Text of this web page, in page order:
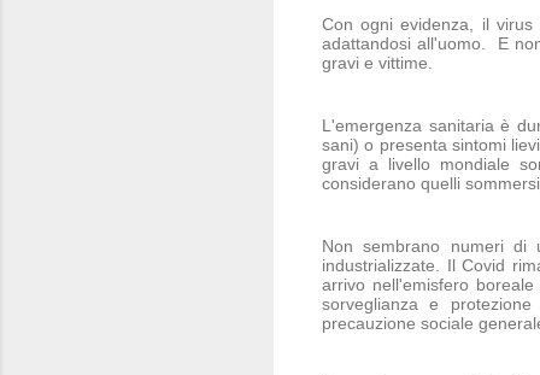
Con ogni evidenza, il
adattandosi all'uomo. E
gravi e vittime.
L'emergenza sanitaria è
sani) o presenta sintomi
gravi a livello mondiale
considerano quelli
Non sembrano numeri di
industrializzate. Il Covid
arrivo nell'emisfero
sorveglianza e
precauzione sociale